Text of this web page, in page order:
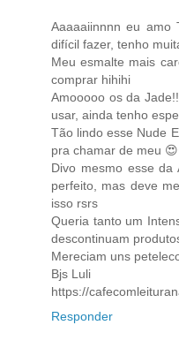
Aaaaaiinnnn eu amo
difícil fazer, tenho
Meu esmalte mais
comprar hihihi
Amooooo os da
usar, ainda tenho
Tão lindo esse Nude
pra chamar de meu
Divo mesmo esse da
perfeito, mas deve
isso rsrs
Queria tanto um
descontinuam
Mereciam uns
Bjs Luli
https://
Responder